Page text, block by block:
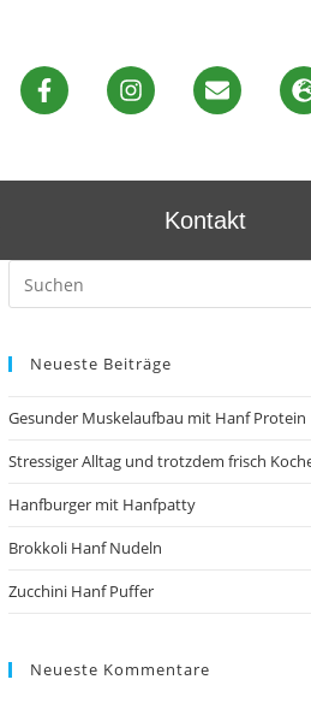
Kontakt
Neueste Beiträge
Gesunder Muskelaufbau mit Hanf Protein
Stressiger Alltag und trotzdem frisch
Hanfburger mit Hanfpatty
Brokkoli Hanf Nudeln
Zucchini Hanf Puffer
Neueste Kommentare